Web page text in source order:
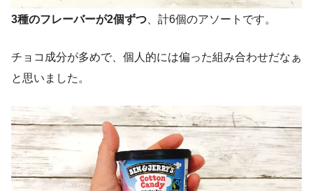
3種のフレーバーが2個ずつ 、計6個のアソートです。
チョコ成分が多めで、個人的には偏った組み合わせだなぁ
と思いました。